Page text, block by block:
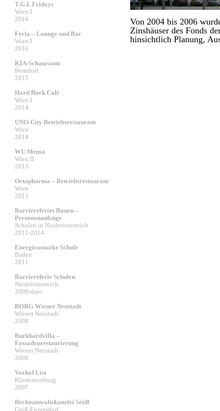
T.G.I. Fridays
Wien I
2016
Feria – Lounge und Bar
Wien I
2016
KIA-Schauraum
Berndorf
2015
Hard Rock Café
Wien I
2014
UNO-City Betriebsrestaurant
Wien
2014
WU Mensa
Wien II
2013
Octapharma – Betriebsrestaurant
Wien
2013
Barrierefreies Bauen –
Personenaufzüge
Schulen in Niederösterreich
2011-2014
Energieautarke Schule
Baden
2011
Barrierefreie Schulen
Niederösterreich
2008-dato
BORG Wiener Neustadt
Wiener Neustadt
2008
Burkhardvilla –
Fassadenrestaurierung
Wiener Neustadt
2008
Vorhof List
Klosterneuburg
2007
Rechtsanwaltskanzlei Seidl
Groß-Enzersdorf
Von 2004 bis 2006
Zinshäuser des Fonds
hinsichtlich Planung,